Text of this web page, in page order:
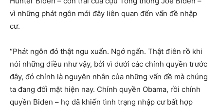
vì những phát ngôn mới đây liên quan đến vấn đề nhập
cư.
“Phát ngôn đó thật ngu xuẩn. Ngớ ngẩn. Thật điên rồ khi
nói những điều như vậy, bởi vì dưới các chính quyền trước
đây, đó chính là nguyên nhân của những vấn đề mà chúng
ta đang đối mặt hiện nay. Chính quyền Obama, rồi chính
quyền Biden – họ đã khiến tình trạng nhập cư bất hợp